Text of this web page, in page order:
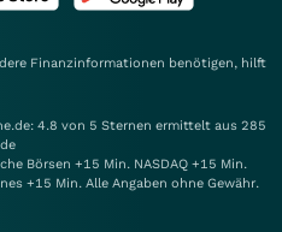
Finanzinformationen benötigen, hilft
4.8 von 5 Sternen ermittelt aus 285
Börsen +15 Min. NASDAQ +15 Min.
+15 Min. Alle Angaben ohne Gewähr.